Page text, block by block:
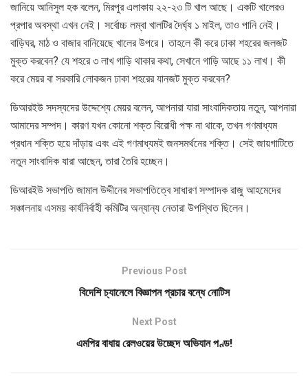
জানিয়ে আনিসুল হক বলেন, মিরপুর এলাকায় ২২-২৩ টি খাল আছে। একটি খালেরও
প্রপার অবস্থা এখন নেই। সর্বোচ্চ লম্বা খালটির দৈর্ঘ্য ১ মাইল, তাও পানি নেই।
বাড়িঘর, মাঠ ও বাজার বানিয়েছে খালের উপরে। তাহলে কী করে ঢাকা শহরের জলজট
মুক্ত করবেন? যে শহরে ৩ লাখ গাড়ি থাকার কথা, সেখানে গাড়ি আছে ১১ লাখ। কী
করে মেয়র বা সরকারি লোকজন ঢাকা শহরের যানজট মুক্ত করবেন?
ডিআরইউ সদস্যদের উদ্দেশ্যে মেয়র বলেন, আপনারা যারা সাংবাদিকতায় নতুন, আপনারা
আমাদের সম্পদ। কারণ যখন কোনো শক্ত বিরোধী পক্ষ না থাকে, তখন গণমাধ্যম
প্রধান শক্তি হয়ে দাঁড়ায় এবং এই গণমাধ্যমই জনসমর্থনের শক্তি। সেই জায়গাটিতে
নতুন সাংবাদিক যারা আছেন, তারা তৈরি হচ্ছেন।
ডিআরইউ সভাপতি জামাল উদ্দীনের সভাপতিত্বে সাধারণ সম্পাদক রাজু আহমেদের
সঞ্চালনায় এসময় কার্যনির্বাহী কমিটির অন্যান্য নেতারা উপস্থিত ছিলেন।
Previous Post
বিদেশি চ্যানেলে বিজ্ঞাপন প্রচার বন্ধে নোটিস
Next Post
এমপির বাধায় রেলওয়ের উচ্ছেদ অভিযান পণ্ড!